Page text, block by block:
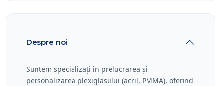
Despre noi
Suntem specializați în prelucrarea și
personalizarea plexiglasului (acril, PMMA), oferind